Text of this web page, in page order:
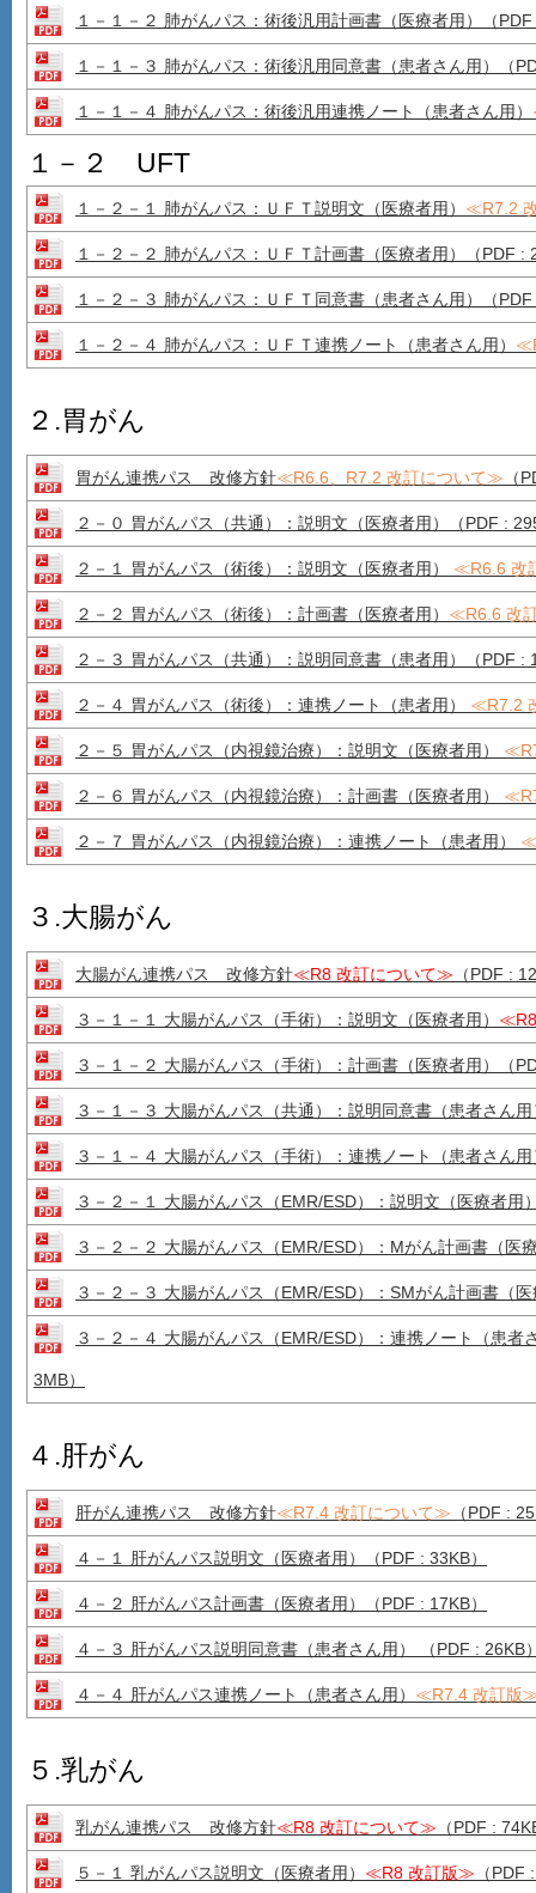
１－１－２ 肺がんパス：術後汎用計画書（医療者用）（
１－１－３ 肺がんパス：術後汎用同意書（患者さん用）（
１－１－４ 肺がんパス：術後汎用連携ノート（患者さん用）
１－２ UFT
１－２－１ 肺がんパス：ＵＦＴ説明文（医療者用） ≪R7.2
１－２－２ 肺がんパス：ＵＦＴ計画書（医療者用） （PDF :
１－２－３ 肺がんパス：ＵＦＴ同意書（患者さん用） （
１－２－４ 肺がんパス：ＵＦＴ連携ノート（患者さん用）
２.胃がん
胃がん連携パス 改修方針≪R6.6、R7.2 改訂について≫ （
２－０ 胃がんパス（共通）：説明文（医療者用）（PDF :
２－１ 胃がんパス（術後）：説明文（医療者用） ≪R6.6 改
２－２ 胃がんパス（術後）：計画書（医療者用） ≪R6.6 改
２－３ 胃がんパス（共通）：説明同意書（患者用）（PDF :
２－４ 胃がんパス（術後）：連携ノート（患者用） ≪R7.2
２－５ 胃がんパス（内視鏡治療）：説明文（医療者用）
２－６ 胃がんパス（内視鏡治療）：計画書（医療者用）
２－７ 胃がんパス（内視鏡治療）：連携ノート（患者用）
３.大腸がん
大腸がん連携パス 改修方針≪R8 改訂について≫ （PDF :
３－１－１ 大腸がんパス（手術）：説明文（医療者用）
３－１－２ 大腸がんパス（手術）：計画書（医療者用）（
３－１－３ 大腸がんパス（共通）：説明同意書（患者さん
３－１－４ 大腸がんパス（手術）：連携ノート（患者さん
３－２－１ 大腸がんパス（EMR/ESD）：説明文（医療者用
３－２－２ 大腸がんパス（EMR/ESD）：Mがん計画書（医
３－２－３ 大腸がんパス（EMR/ESD）：SMがん計画書（
３－２－４ 大腸がんパス（EMR/ESD）：連携ノート（患者
3MB）
４.肝がん
肝がん連携パス 改修方針≪R7.4 改訂について≫ （PDF :
４－１ 肝がんパス説明文（医療者用）（PDF : 33KB）
４－２ 肝がんパス計画書（医療者用） （PDF : 17KB）
４－３ 肝がんパス説明同意書（患者さん用） （PDF : 26KB
４－４ 肝がんパス連携ノート（患者さん用） ≪R7.4 改訂版
５.乳がん
乳がん連携パス 改修方針≪R8 改訂について≫ （PDF :
５－１ 乳がんパス説明文（医療者用） ≪R8 改訂版≫ （PDF